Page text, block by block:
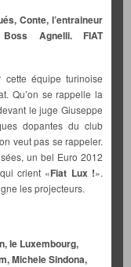
Conte, l’entraineur
Agnelli. FIAT
équipe turinoise
Qu’on se rappelle la
le juge Giuseppe
dopantes du club
veut pas se rappeler.
un bel Euro 2012
crient «Fiat Lux !».
les projecteurs.
le Luxembourg,
Michele Sindona,